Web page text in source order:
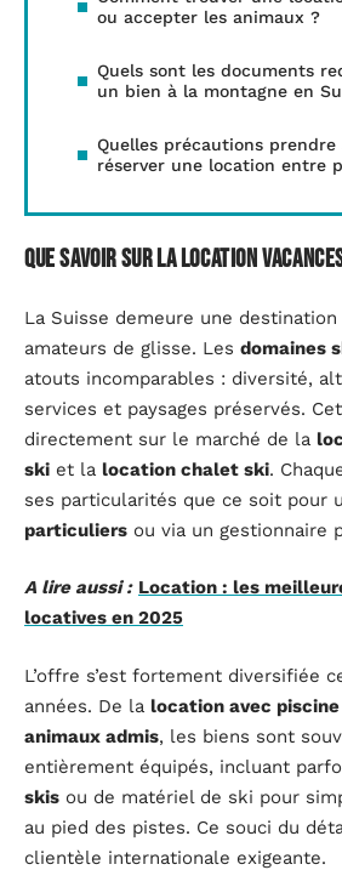
ou accepter les animaux ?
Quels sont les documents
un bien à la montagne en
Quelles précautions prendre
réserver une location entre
Que savoir sur la location
La Suisse demeure une
amateurs de glisse. Les domaines
atouts incomparables : diversité,
services et paysages préservés.
directement sur le marché de la
ski et la location chalet ski.
ses particularités que ce soit pour
particuliers ou via un gestionnaire
A lire aussi : Location : les
locatives en 2025
L’offre s’est fortement diversifiée
années. De la location avec piscine
animaux admis, les biens sont
entièrement équipés, incluant
skis ou de matériel de ski pour
au pied des pistes. Ce souci du
clientèle internationale exigeante.